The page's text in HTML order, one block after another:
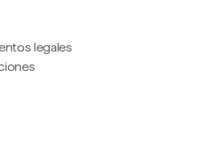
legales